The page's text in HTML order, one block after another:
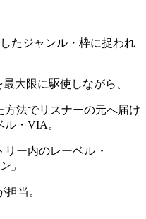
たジャンル・枠に捉われ
大限に駆使しながら、
法でリスナーの元へ届け
・VIA。
リー内のレーベル ・
」
当。